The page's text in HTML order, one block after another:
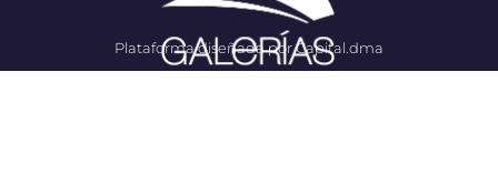
Plataforma diseñada por Capital.dma